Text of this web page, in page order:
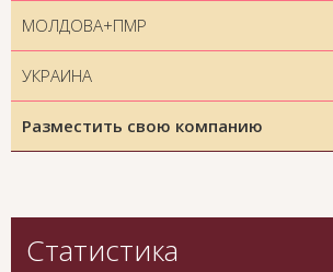
МОЛДОВА+ПМР
УКРАИНА
Разместить свою компанию
Статистика